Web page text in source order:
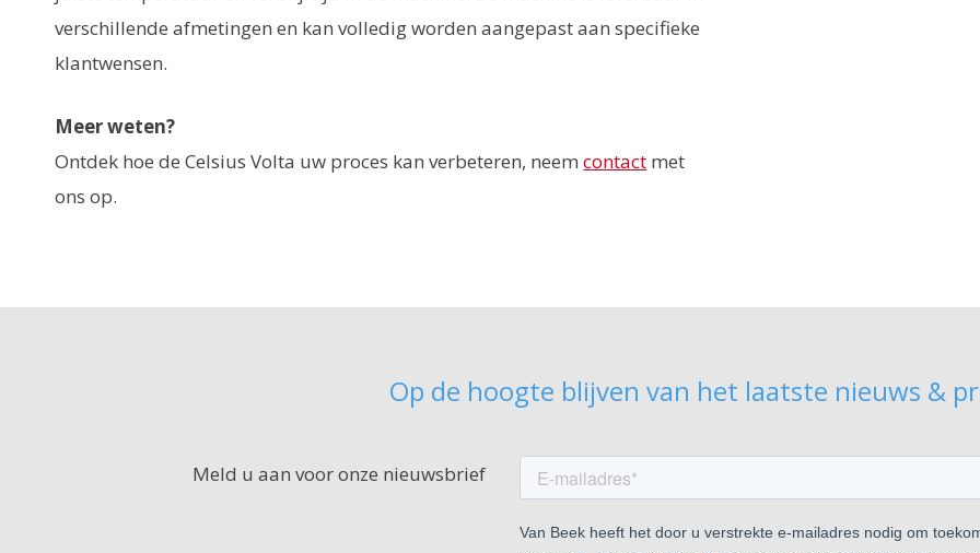
verschillende afmetingen en kan volledig worden aangepast aan specifieke
klantwensen.
Meer weten?
Ontdek hoe de Celsius Volta uw proces kan verbeteren, neemcontact met
ons op.
Op de hoogte blijven van het laatste nieuws &
Meld u aan voor onze nieuwsbrief